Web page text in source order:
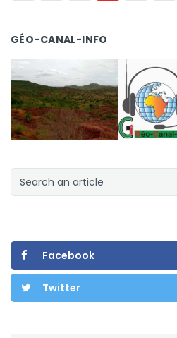
GÉO-CANAL-INFO
Facebook
Twitter